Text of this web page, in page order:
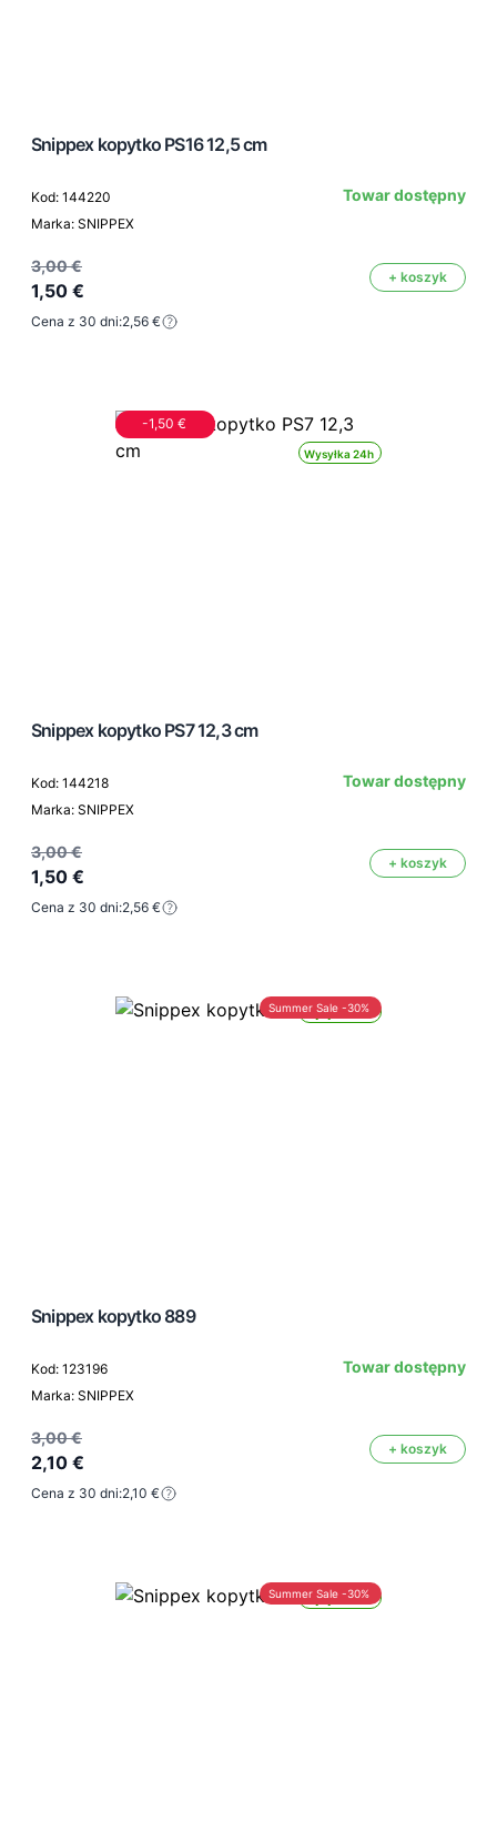
Snippex kopytko PS16 12,5 cm
Kod: 144220
Marka: SNIPPEX
Towar dostępny
3,00 €
1,50 €
+ koszyk
Cena z 30 dni:2,56 €
Wysyłka 24h
-1,50 €
Snippex kopytko PS7 12,3 cm
Kod: 144218
Marka: SNIPPEX
Towar dostępny
3,00 €
1,50 €
+ koszyk
Cena z 30 dni:2,56 €
Wysyłka 24h
Summer Sale -30%
Snippex kopytko 889
Kod: 123196
Marka: SNIPPEX
Towar dostępny
3,00 €
2,10 €
+ koszyk
Cena z 30 dni:2,10 €
Wysyłka 24h
Summer Sale -30%